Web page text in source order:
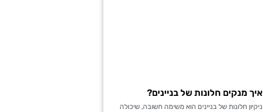
איך מנקים חלונות של בניינים?
ניקיון חלונות של בניינים הוא משימה חשובה, שיכולה